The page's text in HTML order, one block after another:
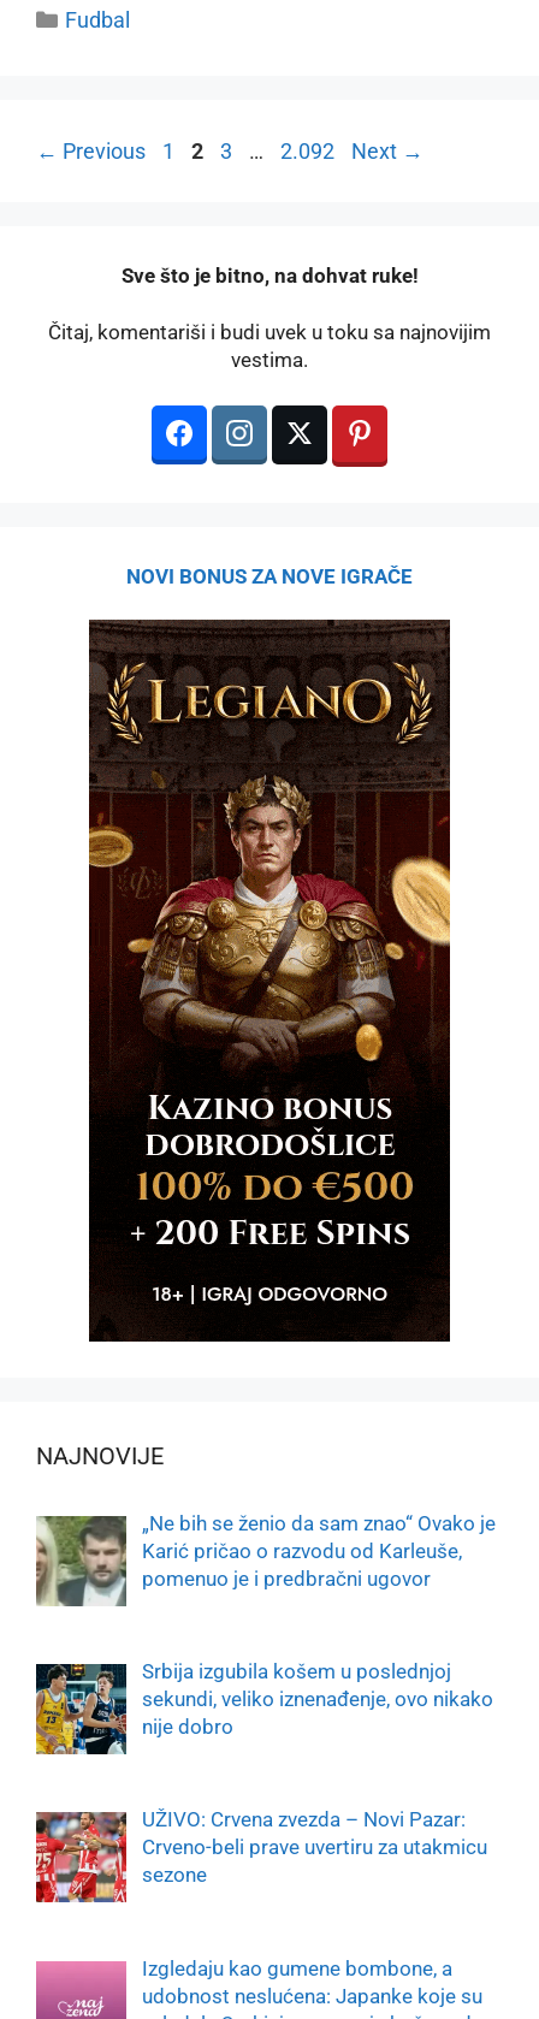
Categories
Fudbal
← Previous Page
1 Page
2 Page
3 … Page
2.092 Next →
️Sve što je bitno, na dohvat ruke!
Čitaj, komentariši i budi uvek u toku sa najnovijim
vestima.
NOVI BONUS ZA NOVE IGRAČE
NAJNOVIJE
„Ne bih se ženio da sam znao“ Ovako je
Karić pričao o razvodu od Karleuše,
pomenuo je i predbračni ugovor
Srbija izgubila košem u poslednjoj
sekundi, veliko iznenađenje, ovo nikako
nije dobro
UŽIVO: Crvena zvezda – Novi Pazar:
Crveno-beli prave uvertiru za utakmicu
sezone
Izgledaju kao gumene bombone, a
udobnost neslućena: Japanke koje su